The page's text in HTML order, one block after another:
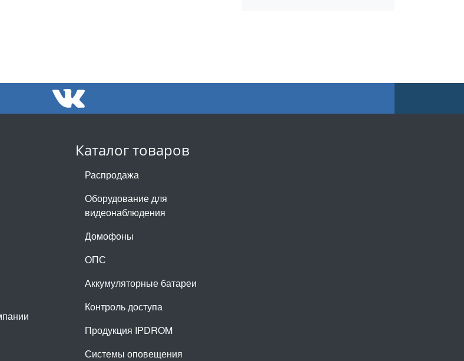
Каталог товаров
Распродажа
Оборудование для
видеонаблюдения
Домофоны
ОПС
Аккумуляторные батареи
Контроль доступа
Продукция IPDROM
Системы оповещения